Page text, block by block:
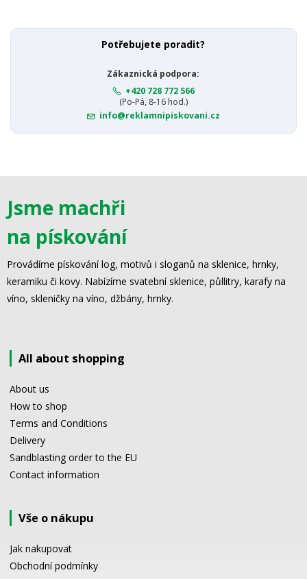
Potřebujete poradit?
Zákaznická podpora:
+420 728 772 566
(Po-Pá, 8-16 hod.)
info@reklamnipiskovani.cz
Jsme machři
na pískování
Provádíme pískování log, motivů i sloganů na sklenice, hrnky,
keramiku či kovy. Nabízíme svatební sklenice, půllitry, karafy na
víno, skleničky na víno, džbány, hrnky.
All about shopping
About us
How to shop
Terms and Conditions
Delivery
Sandblasting order to the EU
Contact information
Vše o nákupu
Jak nakupovat
Obchodní podmínky